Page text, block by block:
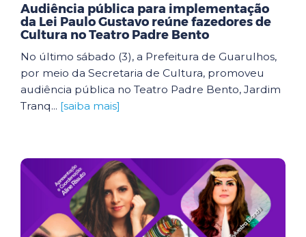
Audiência pública para implementação
da Lei Paulo Gustavo reúne fazedores de
Cultura no Teatro Padre Bento
No último sábado (3), a Prefeitura de Guarulhos,
por meio da Secretaria de Cultura, promoveu
audiência pública no Teatro Padre Bento, Jardim
Tranq... [saiba mais]